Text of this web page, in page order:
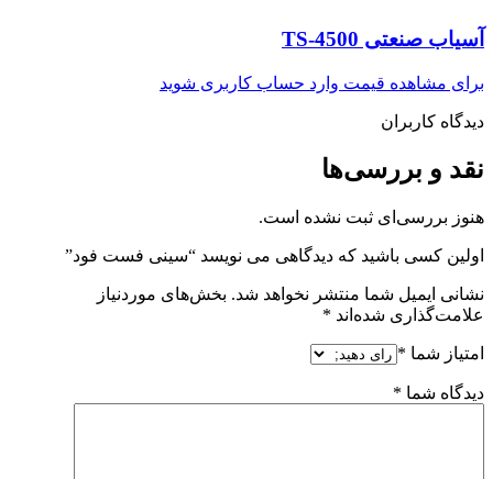
آسیاب صنعتی TS-4500
برای مشاهده قیمت وارد حساب کاربری شوید
دیدگاه کاربران
نقد و بررسی‌ها
هنوز بررسی‌ای ثبت نشده است.
اولین کسی باشید که دیدگاهی می نویسد “سینی فست فود”
نشانی ایمیل شما منتشر نخواهد شد. بخش‌های موردنیاز
علامت‌گذاری شده‌اند *
امتیاز شما *
دیدگاه شما *